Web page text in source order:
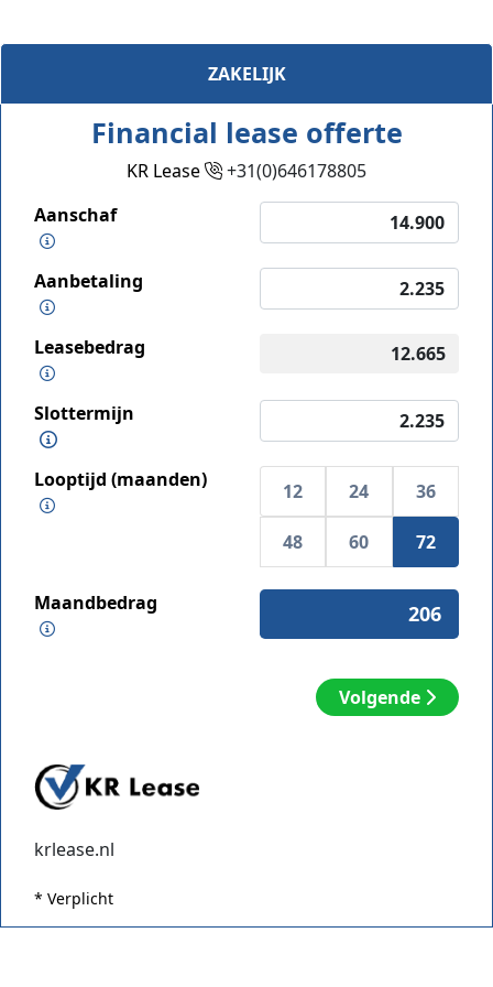
ZAKELIJK
Financial lease offerte
KR Lease
+31(0)646178805
Aanschaf
Aanbetaling
Leasebedrag
Slottermijn
Looptijd (maanden) 12 24 36
48 60 72
Maandbedrag
krlease.nl
Volgende
* Verplicht